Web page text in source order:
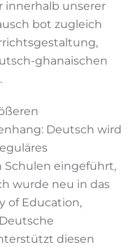
innerhalb unserer
bot zugleich
ghanaischen
Deutsch wird
Schulen eingeführt,
wurde neu in das
of Education,
diesen